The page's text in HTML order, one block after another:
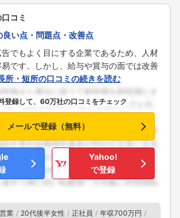
コミ
良い点・問題点・改善点
でもよく目にする企業であるため、人材
です。しかし、給与や賞与の面では改善
所・短所の口コミの続きを読む
登録して、60万社の口コミをチェック
メールで登録（無料）
Yahoo!
で登録
業 20代後半女性 正社員
年収700万円